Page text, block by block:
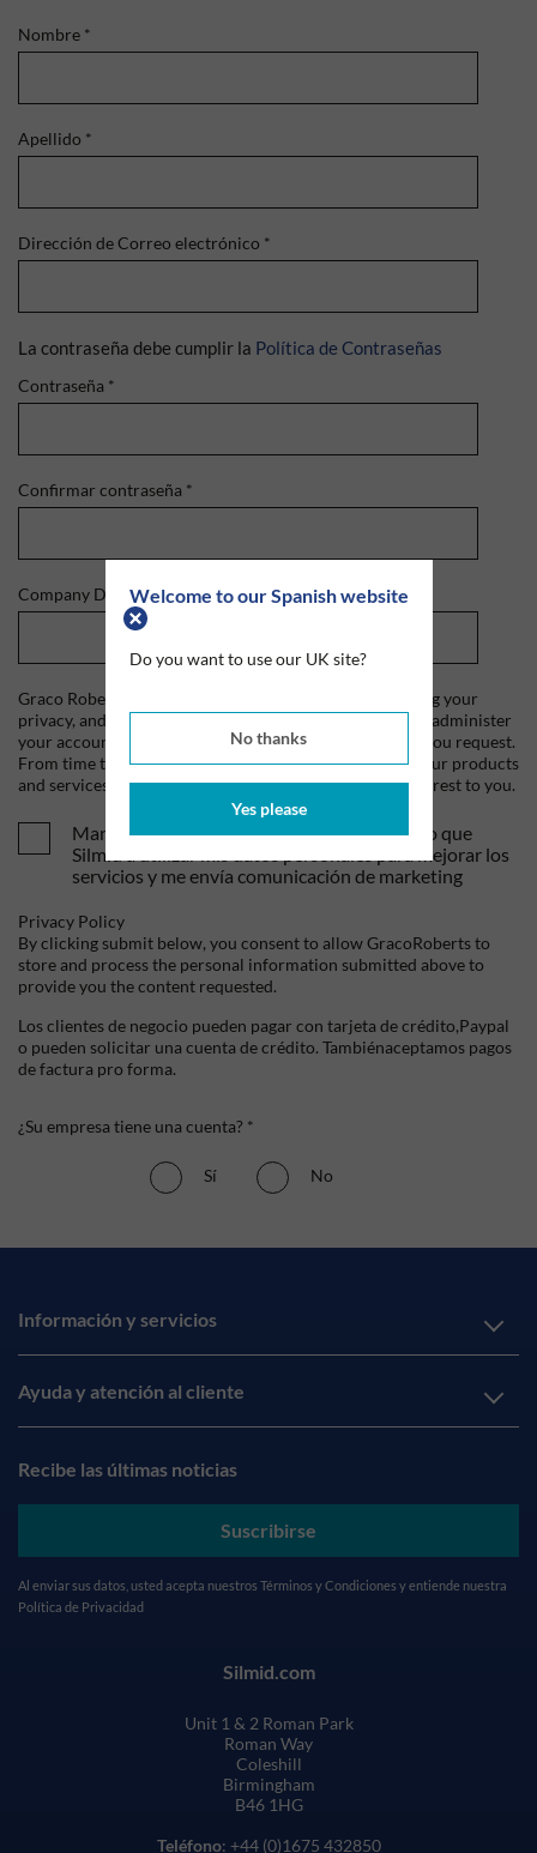
Welcome to our Spanish website
Do you want to use our UK site?
No thanks
Yes please
Nombre *
Apellido *
Dirección de Correo electrónico *
La contraseña debe cumplir la Política de Contraseñas
Contraseña *
Confirmar contraseña *
Company Domain*
Graco Roberts is committed to protecting and respecting your
privacy, and we'll only use your personal information to administer
your account and to provide the products and services you request.
From time to time, we would like to contact you about our products
and services, as well as other content that may be of interest to you.
Mandame tus ofertas y novedades. Entiendo que
Silmid a utilizar mis datos personales para mejorar los
servicios y me envía comunicación de marketing
Privacy Policy
By clicking submit below, you consent to allow GracoRoberts to
store and process the personal information submitted above to
provide you the content requested.
Los clientes de negocio pueden pagar con tarjeta de crédito,Paypal
o pueden solicitar una cuenta de crédito. Tambiénaceptamos pagos
de factura pro forma.
¿Su empresa tiene una cuenta? *
Sí No
Información y servicios
Ayuda y atención al cliente
Recibe las últimas noticias
Suscribirse
Al enviar sus datos, usted acepta nuestros Términos y Condiciones y entiende nuestra
Política de Privacidad
Silmid.com
Unit 1 & 2 Roman Park
Roman Way
Coleshill
Birmingham
B46 1HG
Teléfono: +44 (0)1675 432850